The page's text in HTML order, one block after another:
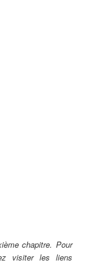
chapitre. Pour
visiter les liens